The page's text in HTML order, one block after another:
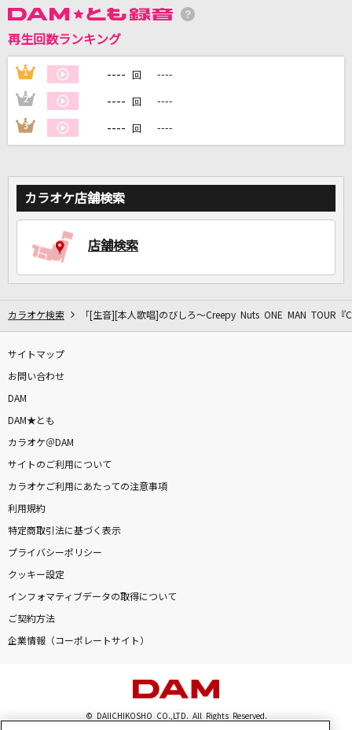
DAMに会員登録・ログインして
家族や友達と一緒に！練習にも！
再生回数ランキング
1 ---- 回 ----
2 ---- 回 ----
3 ---- 回 ----
カラオケ店舗検索
店舗検索
カラオケ検索 「[生音][本人歌唱]のびしろ～Creepy Nuts ONE MAN TOUR『
サイトマップ
お問い合わせ
DAM
DAM★とも
カラオケ＠DAM
サイトのご利用について
カラオケご利用にあたっての注意事項
利用規約
特定商取引法に基づく表示
プライバシーポリシー
クッキー設定
インフォマティブデータの取得について
ご契約方法
企業情報（コーポレートサイト）
© DAIICHIKOSHO CO.,LTD. All Rights Reserved.